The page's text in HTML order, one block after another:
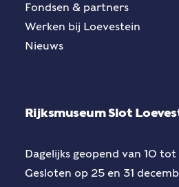
Fondsen & partners
Werken bij Loevestein
Nieuws
Rijksmuseum Slot
Dagelijks geopend van 10 tot
Gesloten op 25 en 31